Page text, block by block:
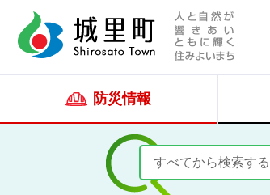
防災情報